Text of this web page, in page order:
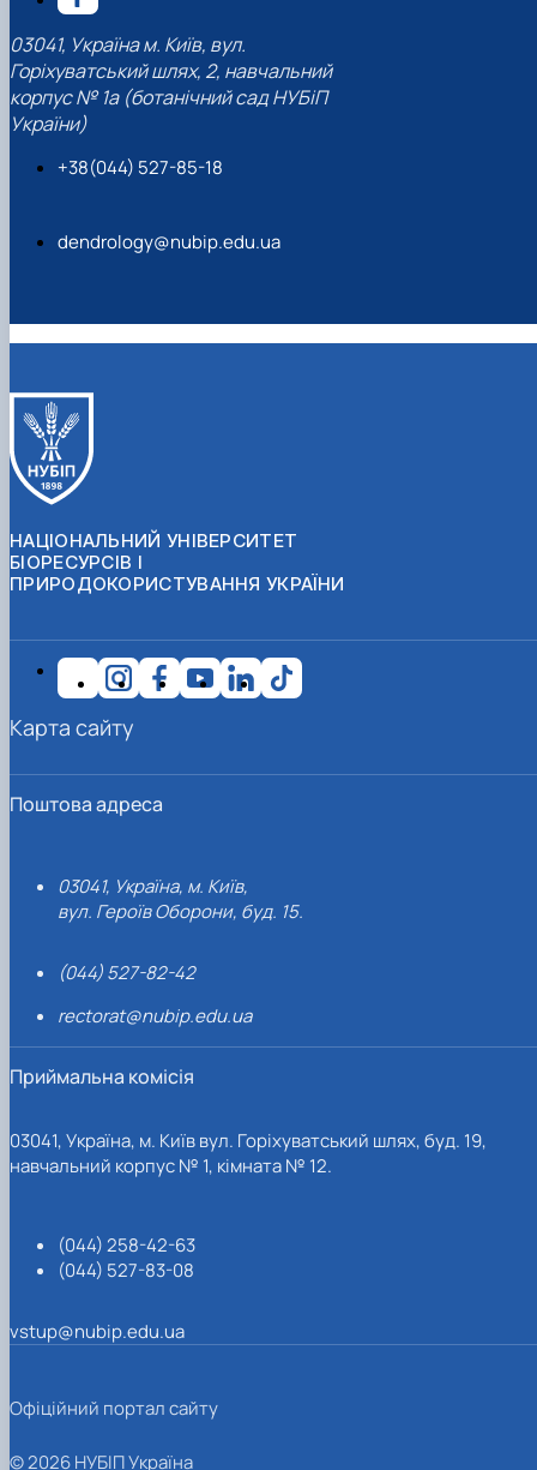
03041, Україна м. Київ, вул.
Горіхуватський шлях, 2, навчальний
корпус № 1а (ботанічний сад НУБіП
України)
+38(044) 527-85-18
dendrology@nubip.edu.ua
НАЦІОНАЛЬНИЙ УНІВЕРСИТЕТ
БІОРЕСУРСІВ І
ПРИРОДОКОРИСТУВАННЯ УКРАЇНИ
Поштова адреса
03041, Україна, м. Київ,
вул. Героїв Оборони, буд. 15.
(044) 527-82-42
rectorat@nubip.edu.ua
Приймальна комісія
03041, Україна, м. Київ вул. Горіхуватський шлях, буд. 19,
навчальний корпус № 1, кімната № 12.
(044) 258-42-63
(044) 527-83-08
vstup@nubip.edu.ua
Карта сайту
Офіційний портал сайту
© 2026 НУБІП Україна